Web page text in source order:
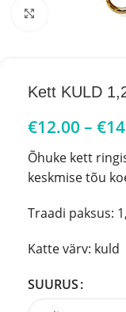
Click to
Kett KULD
€12.00 – €
Õhuke kett
keskmise tõu
Traadi paksus:
Katte värv: kuld
SUURUS